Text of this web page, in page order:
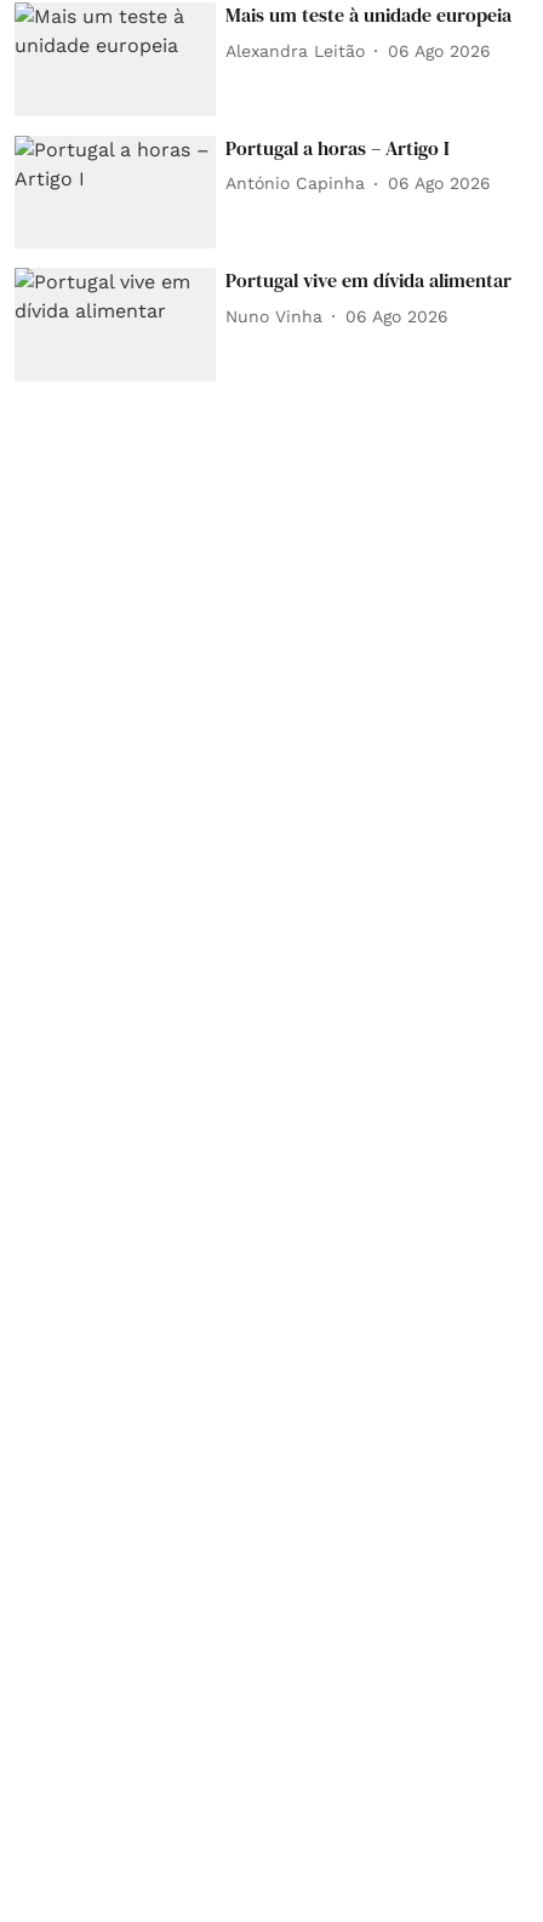
Mais um teste à unidade europeia
Alexandra Leitão 06 Ago 2026
Portugal a horas – Artigo I
António Capinha 06 Ago 2026
Portugal vive em dívida alimentar
Nuno Vinha 06 Ago 2026